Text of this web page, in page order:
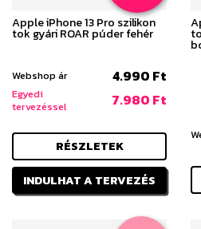
Apple iPhone 13 Pro szilikon
tok gyári ROAR púder fehér
Webshop ár 4.990 Ft
Egyedi
tervezéssel
7.980 Ft
RÉSZLETEK
INDULHAT A TERVEZÉS